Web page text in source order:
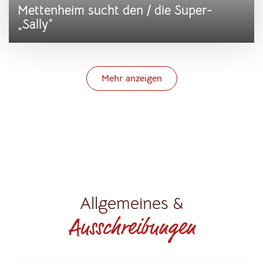
Mettenheim sucht den / die Super-
„Sally“
Mehr anzeigen
Allgemeines &
Ausschreibungen